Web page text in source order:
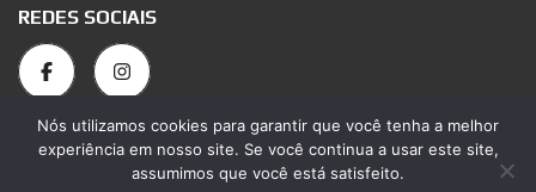
REDES SOCIAIS
© 2026 Genilson Vieira. Todos os direitos reservados. Desenvolvido
Nós utilizamos cookies para garantir que você tenha a melhor
experiência em nosso site. Se você continua a usar este site,
assumimos que você está satisfeito.